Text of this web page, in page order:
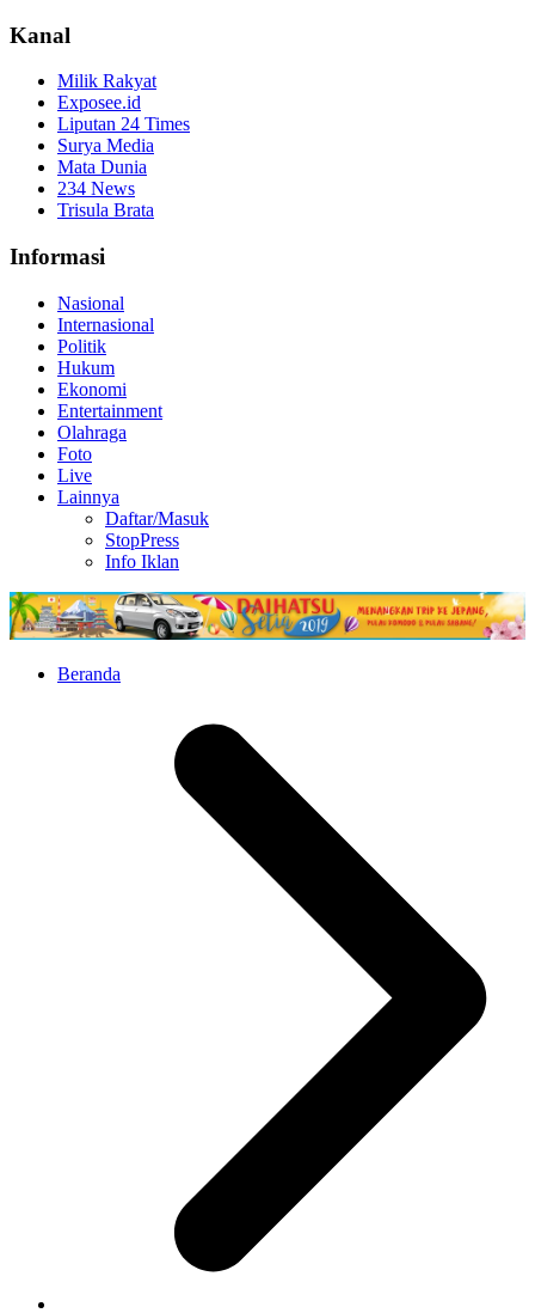
Kanal
Milik Rakyat
Exposee.id
Liputan 24 Times
Surya Media
Mata Dunia
234 News
Trisula Brata
Informasi
Nasional
Internasional
Politik
Hukum
Ekonomi
Entertainment
Olahraga
Foto
Live
Lainnya
Daftar/Masuk
StopPress
Info Iklan
Beranda